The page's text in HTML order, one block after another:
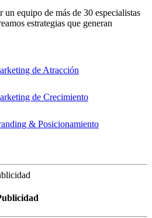
un equipo de más de 30 especialistas
estrategias que generan
de Atracción
de Crecimiento
& Posicionamiento